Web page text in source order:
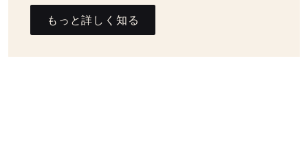
もっと詳しく知る